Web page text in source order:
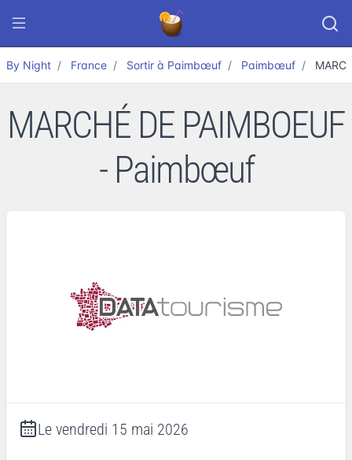
By Night France Sortir à Paimbœuf Paimbœuf
MARCHÉ DE PAIMBOEUF
- Paimbœuf
Le vendredi 15 mai 2026